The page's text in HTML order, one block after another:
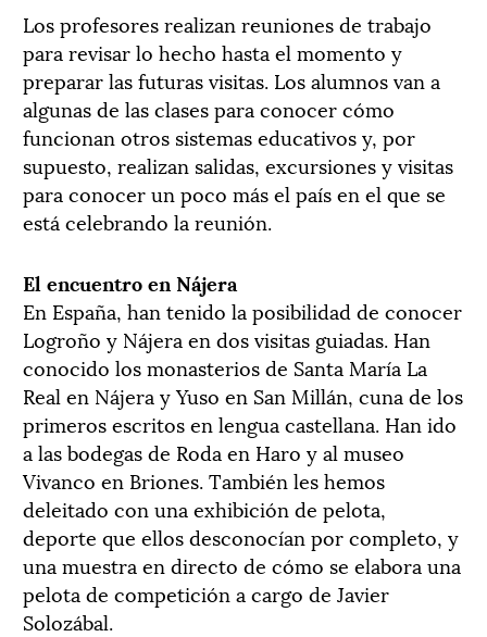
Los profesores realizan reuniones de trabajo
para revisar lo hecho hasta el momento y
preparar las futuras visitas. Los alumnos van a
algunas de las clases para conocer cómo
funcionan otros sistemas educativos y, por
supuesto, realizan salidas, excursiones y visitas
para conocer un poco más el país en el que se
está celebrando la reunión.
El encuentro en Nájera
En España, han tenido la posibilidad de conocer
Logroño y Nájera en dos visitas guiadas. Han
conocido los monasterios de Santa María La
Real en Nájera y Yuso en San Millán, cuna de los
primeros escritos en lengua castellana. Han ido
a las bodegas de Roda en Haro y al museo
Vivanco en Briones. También les hemos
deleitado con una exhibición de pelota,
deporte que ellos desconocían por completo, y
una muestra en directo de cómo se elabora una
pelota de competición a cargo de Javier
Solozábal.